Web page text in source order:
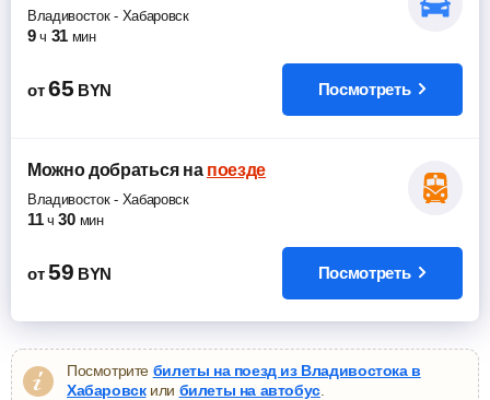
Владивосток- Хабаровск
9 ч 31 мин
от 65 BYN Посмотреть
Можно добратьсяна поезде
Владивосток- Хабаровск
11 ч 30 мин
от 59 BYN Посмотреть
Посмотрите билеты на поезд из Владивостока в
Хабаровскили билеты на автобус.